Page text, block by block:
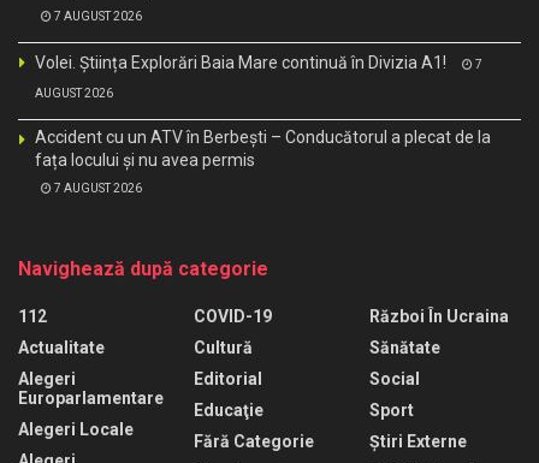
7 AUGUST 2026
Volei. Știința Explorări Baia Mare continuă în Divizia A1! 7
AUGUST 2026
Accident cu un ATV în Berbești – Conducătorul a plecat de la
fața locului și nu avea permis
7 AUGUST 2026
Navighează după categorie
112
Actualitate
Alegeri
Europarlamentare
Alegeri Locale
COVID-19
Cultură
Editorial
Educaţie
Fără Categorie
Război În Ucraina
Sănătate
Social
Sport
Știri Externe